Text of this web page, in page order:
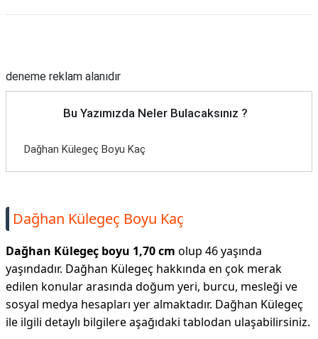
deneme reklam alanıdır
Bu Yazımızda Neler Bulacaksınız ?
Dağhan Külegeç Boyu Kaç
Dağhan Külegeç Boyu Kaç
Dağhan Külegeç boyu 1,70 cm olup 46 yaşında
yaşındadır. Dağhan Külegeç hakkında en çok merak
edilen konular arasında doğum yeri, burcu, mesleği ve
sosyal medya hesapları yer almaktadır. Dağhan Külegeç
ile ilgili detaylı bilgilere aşağıdaki tablodan ulaşabilirsiniz.